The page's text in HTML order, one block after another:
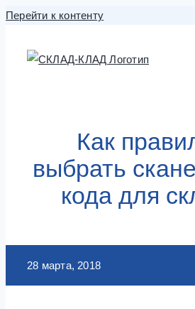
Перейти к контенту
Как
выбрать
кода для
28 марта, 2018